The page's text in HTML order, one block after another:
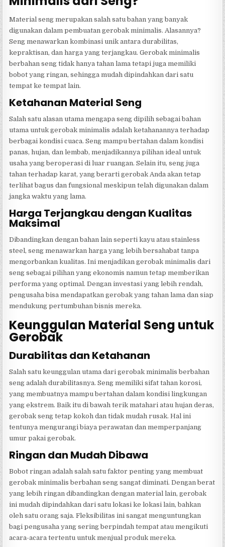
Material seng merupakan salah satu bahan yang banyak
digunakan dalam pembuatan gerobak minimalis. Alasannya?
Seng menawarkan kombinasi unik antara durabilitas,
kepraktisan, dan harga yang terjangkau. Gerobak minimalis
berbahan seng tidak hanya tahan lama tetapi juga memiliki
bobot yang ringan, sehingga mudah dipindahkan dari satu
tempat ke tempat lain.
Ketahanan Material Seng
Salah satu alasan utama mengapa seng dipilih sebagai bahan
utama untuk gerobak minimalis adalah ketahanannya terhadap
berbagai kondisi cuaca. Seng mampu bertahan dalam kondisi
panas, hujan, dan lembab, menjadikannya pilihan ideal untuk
usaha yang beroperasi di luar ruangan. Selain itu, seng juga
tahan terhadap karat, yang berarti gerobak Anda akan tetap
terlihat bagus dan fungsional meskipun telah digunakan dalam
jangka waktu yang lama.
Harga Terjangkau dengan Kualitas
Maksimal
Dibandingkan dengan bahan lain seperti kayu atau stainless
steel, seng menawarkan harga yang lebih bersahabat tanpa
mengorbankan kualitas. Ini menjadikan gerobak minimalis dari
seng sebagai pilihan yang ekonomis namun tetap memberikan
performa yang optimal. Dengan investasi yang lebih rendah,
pengusaha bisa mendapatkan gerobak yang tahan lama dan siap
mendukung pertumbuhan bisnis mereka.
Keunggulan Material Seng untuk
Gerobak
Durabilitas dan Ketahanan
Salah satu keunggulan utama dari gerobak minimalis berbahan
seng adalah durabilitasnya. Seng memiliki sifat tahan korosi,
yang membuatnya mampu bertahan dalam kondisi lingkungan
yang ekstrem. Baik itu di bawah terik matahari atau hujan deras,
gerobak seng tetap kokoh dan tidak mudah rusak. Hal ini
tentunya mengurangi biaya perawatan dan memperpanjang
umur pakai gerobak.
Ringan dan Mudah Dibawa
Bobot ringan adalah salah satu faktor penting yang membuat
gerobak minimalis berbahan seng sangat diminati. Dengan berat
yang lebih ringan dibandingkan dengan material lain, gerobak
ini mudah dipindahkan dari satu lokasi ke lokasi lain, bahkan
oleh satu orang saja. Fleksibilitas ini sangat menguntungkan
bagi pengusaha yang sering berpindah tempat atau mengikuti
acara-acara tertentu untuk menjual produk mereka.